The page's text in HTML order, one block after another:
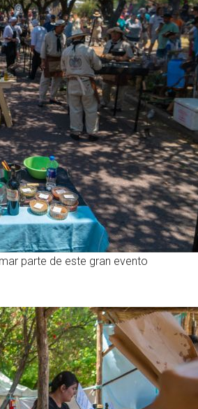
parte de este gran evento